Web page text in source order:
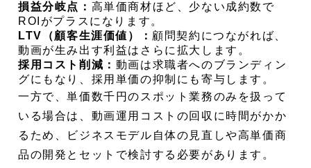
損益分岐点： 高単価商材ほど、少ない成約数で
ROIがプラスになります。
LTV（顧客生涯価値）： 顧問契約につながれば、
動画が生み出す利益はさらに拡大します。
採用コスト削減： 動画は求職者へのブランディン
グにもなり、採用単価の抑制にも寄与します。
一方で、単価数千円のスポット業務のみを扱って
いる場合は、動画運用コストの回収に時間がかか
るため、ビジネスモデル自体の見直しや高単価商
品の開発とセットで検討する必要があります。